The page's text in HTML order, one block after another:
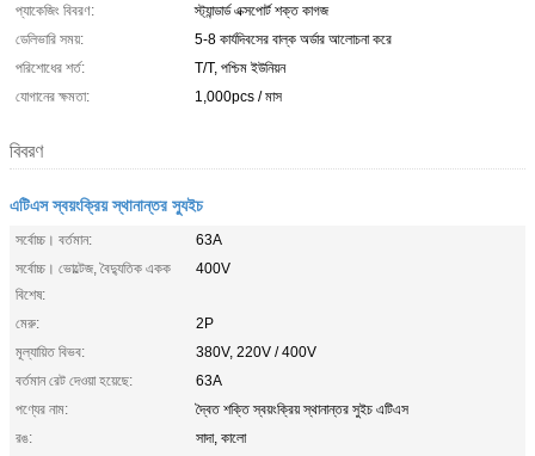
প্যাকেজিং বিবরণ:
স্ট্যান্ডার্ড এক্সপোর্ট শক্ত কাগজ
ডেলিভারি সময়:
5-8 কার্যদিবসের বাল্ক অর্ডার আলোচনা করে
পরিশোধের শর্ত:
T/T, পশ্চিম ইউনিয়ন
যোগানের ক্ষমতা:
1,000pcs / মাস
বিবরণ
এটিএস স্বয়ংক্রিয় স্থানান্তর স্যুইচ
সর্বোচ্চ। বর্তমান:
63A
সর্বোচ্চ। ভোল্টেজ, বৈদ্যুতিক একক
বিশেষ:
400V
মেরু:
2P
মূল্যায়িত বিভব:
380V, 220V / 400V
বর্তমান রেট দেওয়া হয়েছে:
63A
পণ্যের নাম:
দ্বৈত শক্তি স্বয়ংক্রিয় স্থানান্তর সুইচ এটিএস
রঙ:
সাদা, কালো